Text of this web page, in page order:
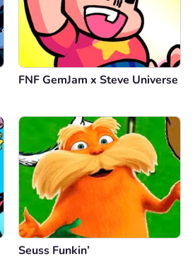
FNF GemJam x Steve Universe
Seuss Funkin’